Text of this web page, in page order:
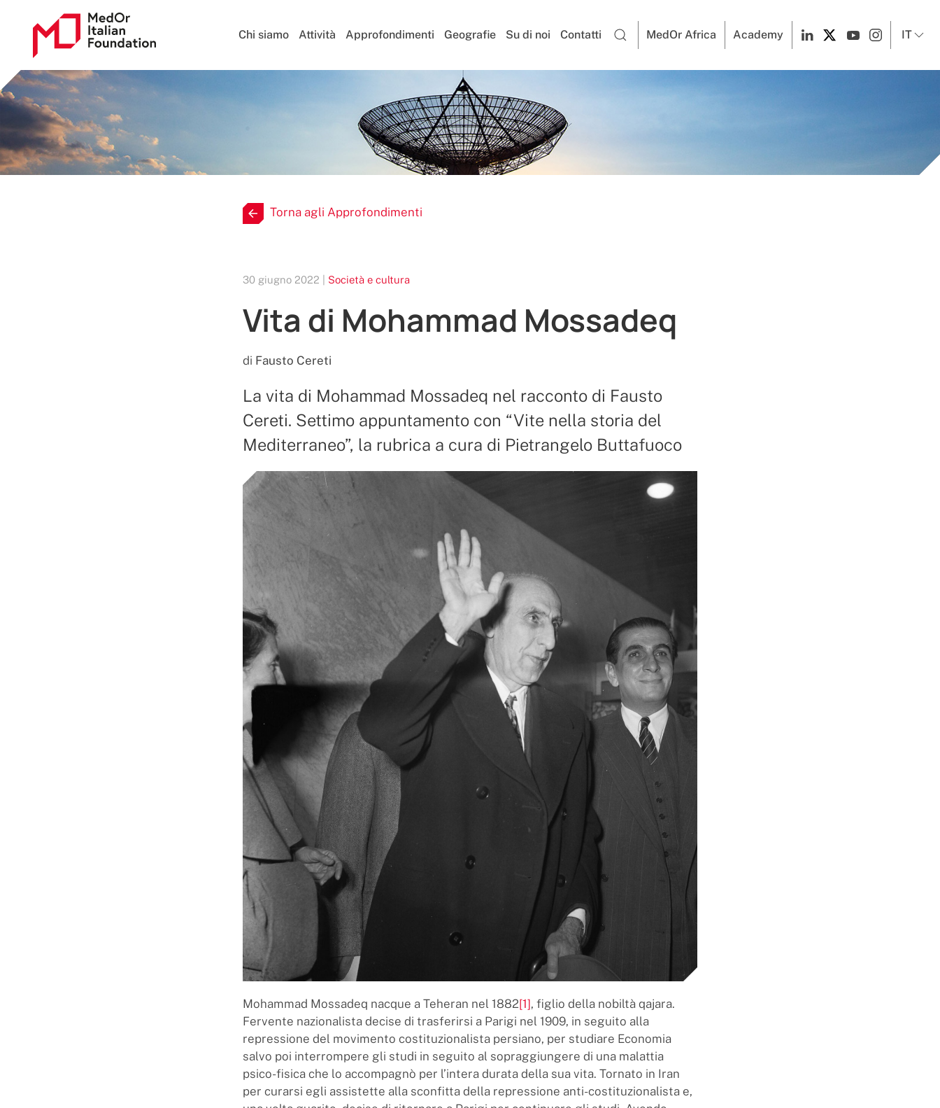
Chi siamo Attività Approfondimenti Geografie Su di noi Contatti MedOr Africa Academy IT
Torna agli Approfondimenti
30 giugno 2022 | Società e cultura
Vita di Mohammad Mossadeq
di Fausto Cereti
La vita di Mohammad Mossadeq nel racconto di Fausto
Cereti. Settimo appuntamento con “Vite nella storia del
Mediterraneo”, la rubrica a cura di Pietrangelo Buttafuoco
Mohammad Mossadeq nacque a Teheran nel 1882[1], figlio della nobiltà qajara.
Fervente nazionalista decise di trasferirsi a Parigi nel 1909, in seguito alla
repressione del movimento costituzionalista persiano, per studiare Economia
salvo poi interrompere gli studi in seguito al sopraggiungere di una malattia
psico-fisica che lo accompagnò per l’intera durata della sua vita. Tornato in Iran
per curarsi egli assistette alla sconfitta della repressione anti-costituzionalista e,